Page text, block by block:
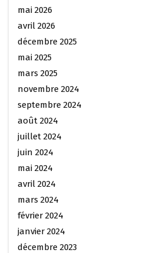
mai 2026
avril 2026
décembre 2025
mai 2025
mars 2025
novembre 2024
septembre 2024
août 2024
juillet 2024
juin 2024
mai 2024
avril 2024
mars 2024
février 2024
janvier 2024
décembre 2023